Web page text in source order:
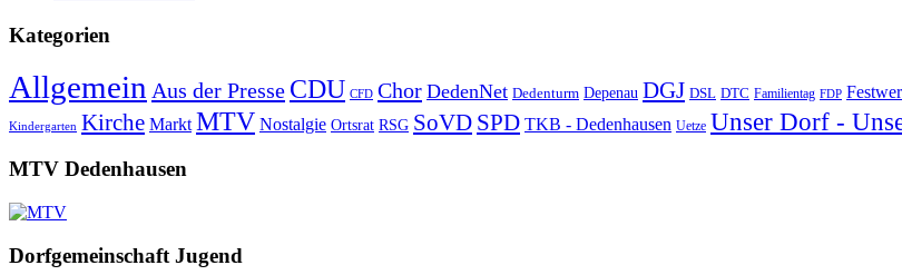
Kategorien
Allgemein Aus der Presse CDU CFD Chor DedenNet Dedenturm Depenau DGJ DSL DTC Familientag FDP
Kindergarten Kirche Markt MTV Nostalgie Ortsrat RSG SoVD SPD TKB - Dedenhausen Uetze Unser Dorf -
MTV Dedenhausen
Dorfgemeinschaft Jugend